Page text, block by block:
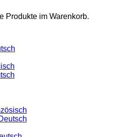
Produkte im Warenkorb.